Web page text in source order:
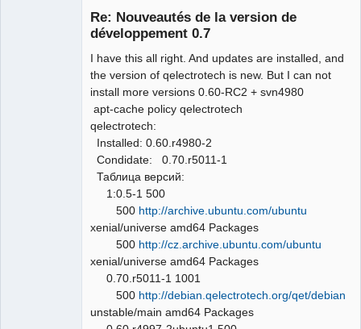
Re: Nouveautés de la version de
développement 0.7
I have this all right. And updates are installed, and
the version of qelectrotech is new. But I can not
install more versions 0.60-RC2 + svn4980
apt-cache policy qelectrotech
qelectrotech:
Installed: 0.60.r4980-2
Condidate: 0.70.r5011-1
Таблица версий:
1:0.5-1 500
500 http://archive.ubuntu.com/ubuntu
xenial/universe amd64 Packages
500 http://cz.archive.ubuntu.com/ubuntu
xenial/universe amd64 Packages
0.70.r5011-1 1001
500 http://debian.qelectrotech.org/qet/debian
unstable/main amd64 Packages